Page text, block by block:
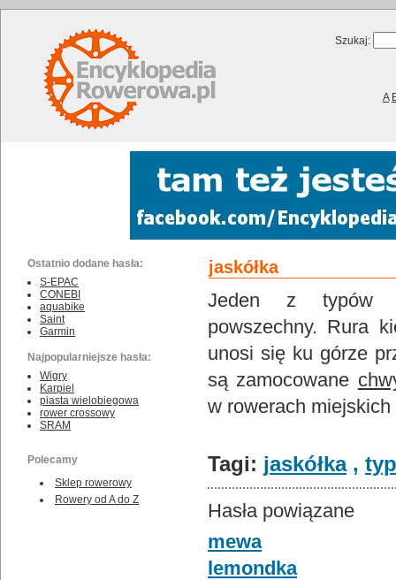
Szukaj:
A
Ostatnio dodane hasła:
S-EPAC
CONEBI
aquabike
Saint
Garmin
Najpopularniejsze hasła:
Wigry
Karpiel
piasta wielobiegowa
rower crossowy
SRAM
Polecamy
Sklep rowerowy
Rowery od A do Z
jaskółka
Jeden z typów
powszechny. Rura
unosi się ku górze
są zamocowane
w rowerach
Tagi: jaskółka,
Hasła powiązane
mewa
lemondka